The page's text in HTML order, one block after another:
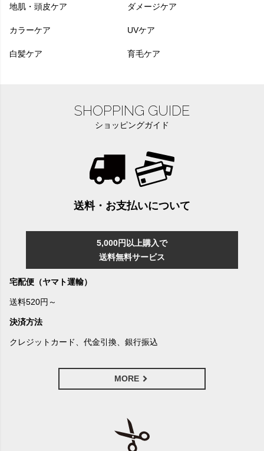
地肌・頭皮ケア ダメージケア
カラーケア UVケア
白髪ケア 育毛ケア
SHOPPING GUIDE
ショッピングガイド
送料・お支払いについて
5,000円以上購入で
送料無料サービス
宅配便（ヤマト運輸）
送料520円～
決済方法
クレジットカード、代金引換、銀行振込
MORE